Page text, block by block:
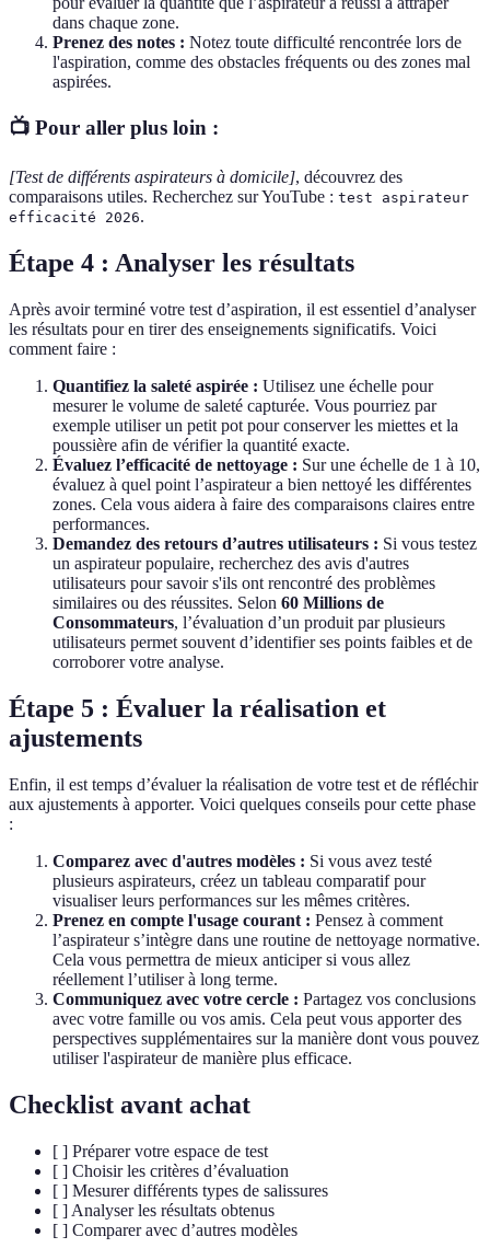
dans chaque zone.
Prenez des notes : Notez toute difficulté rencontrée lors de
l'aspiration, comme des obstacles fréquents ou des zones mal
aspirées.
📺 Pour aller plus loin :
[Test de différents aspirateurs à domicile], découvrez des
comparaisons utiles. Recherchez sur YouTube : test aspirateur
efficacité 2026.
Étape 4 : Analyser les résultats
Après avoir terminé votre test d’aspiration, il est essentiel d’analyser
les résultats pour en tirer des enseignements significatifs. Voici
comment faire :
Quantifiez la saleté aspirée : Utilisez une échelle pour
mesurer le volume de saleté capturée. Vous pourriez par
exemple utiliser un petit pot pour conserver les miettes et la
poussière afin de vérifier la quantité exacte.
Évaluez l’efficacité de nettoyage : Sur une échelle de 1 à 10,
évaluez à quel point l’aspirateur a bien nettoyé les différentes
zones. Cela vous aidera à faire des comparaisons claires entre
performances.
Demandez des retours d’autres utilisateurs : Si vous testez
un aspirateur populaire, recherchez des avis d'autres
utilisateurs pour savoir s'ils ont rencontré des problèmes
similaires ou des réussites. Selon 60 Millions de
Consommateurs, l’évaluation d’un produit par plusieurs
utilisateurs permet souvent d’identifier ses points faibles et de
corroborer votre analyse.
Étape 5 : Évaluer la réalisation et
ajustements
Enfin, il est temps d’évaluer la réalisation de votre test et de réfléchir
aux ajustements à apporter. Voici quelques conseils pour cette phase
:
Comparez avec d'autres modèles : Si vous avez testé
plusieurs aspirateurs, créez un tableau comparatif pour
visualiser leurs performances sur les mêmes critères.
Prenez en compte l'usage courant : Pensez à comment
l’aspirateur s’intègre dans une routine de nettoyage normative.
Cela vous permettra de mieux anticiper si vous allez
réellement l’utiliser à long terme.
Communiquez avec votre cercle : Partagez vos conclusions
avec votre famille ou vos amis. Cela peut vous apporter des
perspectives supplémentaires sur la manière dont vous pouvez
utiliser l'aspirateur de manière plus efficace.
Checklist avant achat
[ ] Préparer votre espace de test
[ ] Choisir les critères d’évaluation
[ ] Mesurer différents types de salissures
[ ] Analyser les résultats obtenus
[ ] Comparer avec d’autres modèles